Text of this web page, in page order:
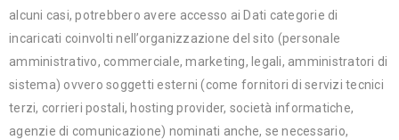
alcuni casi, potrebbero avere accesso ai Dati categorie di
incaricati coinvolti nell’organizzazione del sito (personale
amministrativo, commerciale, marketing, legali, amministratori di
sistema) ovvero soggetti esterni (come fornitori di servizi tecnici
terzi, corrieri postali, hosting provider, società informatiche,
agenzie di comunicazione) nominati anche, se necessario,